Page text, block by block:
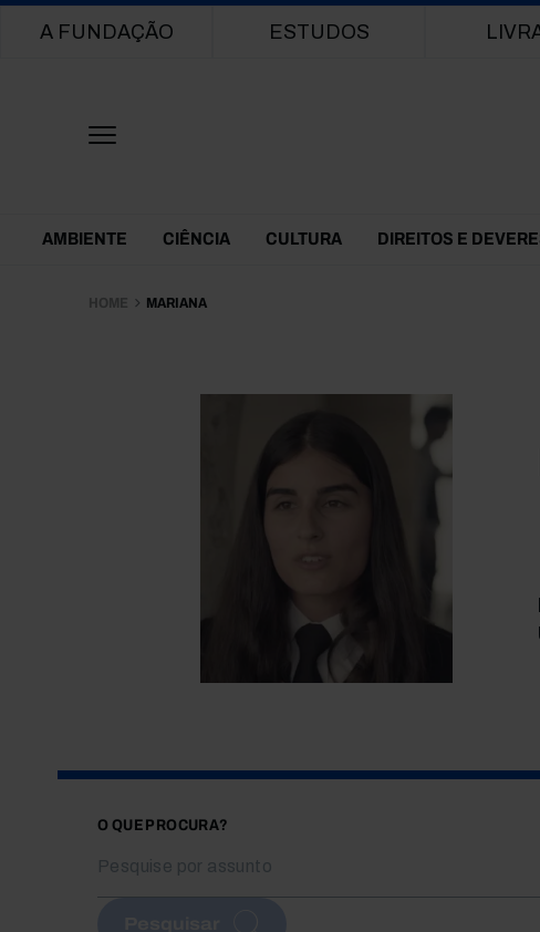
Main navigation
A FUNDAÇÃO ESTUDOS
Themes Menu
AMBIENTE CIÊNCIA CULTURA DIREITOS E
HOME MARIANA
O QUE PROCURA?